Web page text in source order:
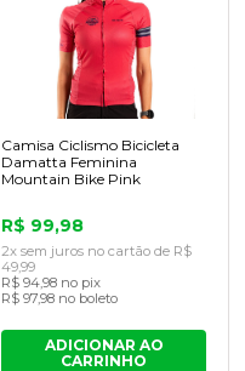
Camisa Ciclismo Bicicleta
Damatta Feminina
Mountain Bike Pink
R$ 99,98
2x sem juros no cartão de R$
49,99
R$ 94,98 no pix
R$ 97,98 no boleto
ADICIONAR AO
CARRINHO